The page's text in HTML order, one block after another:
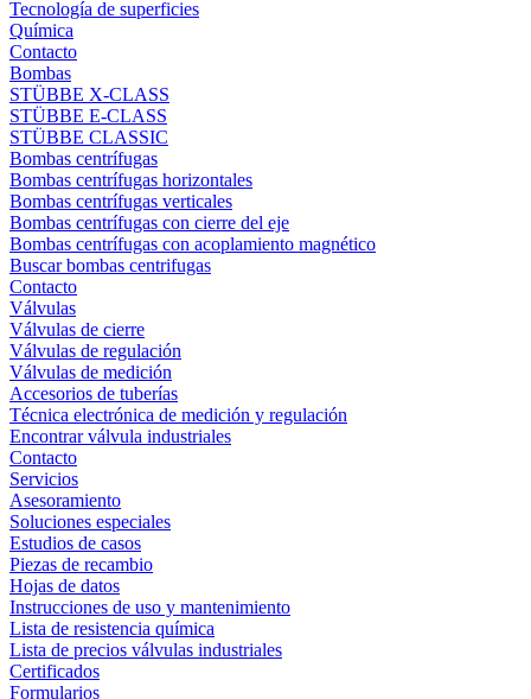
Tecnología de superficies
Química
Contacto
Bombas
STÜBBE X-CLASS
STÜBBE E-CLASS
STÜBBE CLASSIC
Bombas centrífugas
Bombas centrífugas horizontales
Bombas centrífugas verticales
Bombas centrífugas con cierre del eje
Bombas centrífugas con acoplamiento magnético
Buscar bombas centrifugas
Contacto
Válvulas
Válvulas de cierre
Válvulas de regulación
Válvulas de medición
Accesorios de tuberías
Técnica electrónica de medición y regulación
Encontrar válvula industriales
Contacto
Servicios
Asesoramiento
Soluciones especiales
Estudios de casos
Piezas de recambio
Hojas de datos
Instrucciones de uso y mantenimiento
Lista de resistencia química
Lista de precios válvulas industriales
Certificados
Formularios